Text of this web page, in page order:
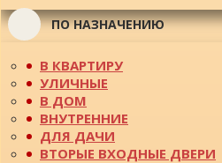
ПО НАЗНАЧЕНИЮ
В КВАРТИРУ
УЛИЧНЫЕ
В ДОМ
ВНУТРЕННИЕ
ДЛЯ ДАЧИ
ВТОРЫЕ ВХОДНЫЕ ДВЕРИ